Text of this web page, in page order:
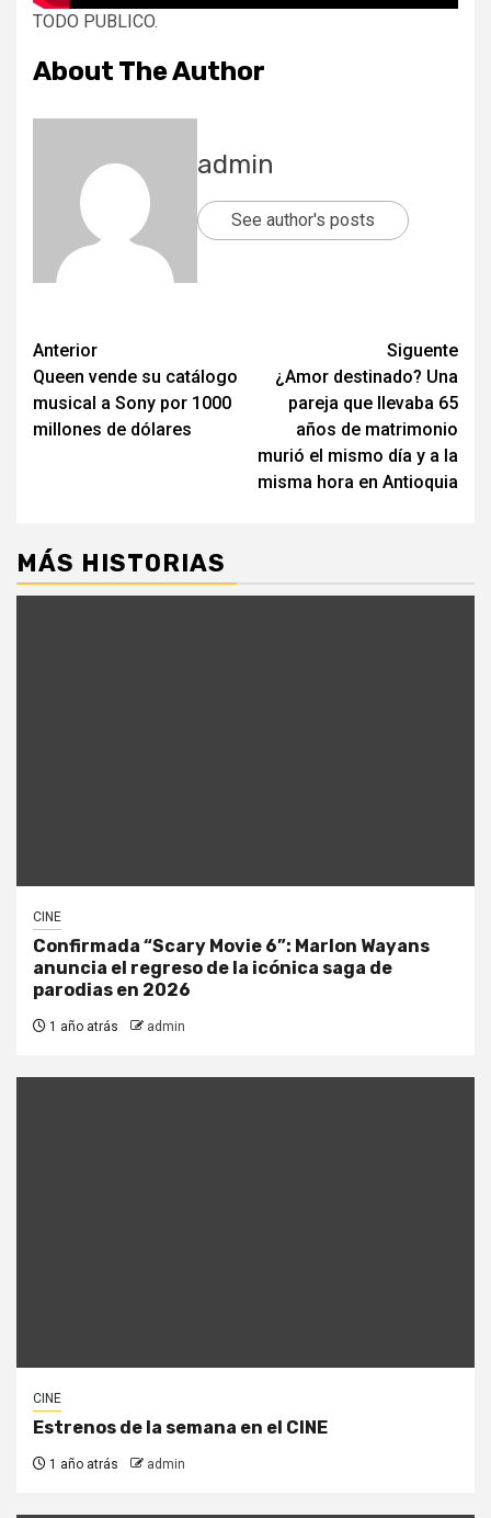
TODO PUBLICO.
About The Author
admin
See author's posts
Post
navigation
Anterior
Queen vende su catálogo
musical a Sony por 1000
millones de dólares
Siguente
¿Amor destinado? Una
pareja que llevaba 65
años de matrimonio
murió el mismo día y a la
misma hora en Antioquia
MÁS HISTORIAS
CINE
Confirmada “Scary Movie 6”: Marlon Wayans
anuncia el regreso de la icónica saga de
parodias en 2026
1 año atrás admin
CINE
Estrenos de la semana en el CINE
1 año atrás admin